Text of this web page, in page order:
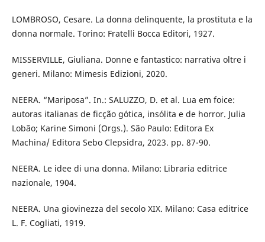
LOMBROSO, Cesare. La donna delinquente, la prostituta e la
donna normale. Torino: Fratelli Bocca Editori, 1927.
MISSERVILLE, Giuliana. Donne e fantastico: narrativa oltre i
generi. Milano: Mimesis Edizioni, 2020.
NEERA. “Mariposa”. In.: SALUZZO, D. et al. Lua em foice:
autoras italianas de ficção gótica, insólita e de horror. Julia
Lobão; Karine Simoni (Orgs.). São Paulo: Editora Ex
Machina/ Editora Sebo Clepsidra, 2023. pp. 87-90.
NEERA. Le idee di una donna. Milano: Libraria editrice
nazionale, 1904.
NEERA. Una giovinezza del secolo XIX. Milano: Casa editrice
L. F. Cogliati, 1919.